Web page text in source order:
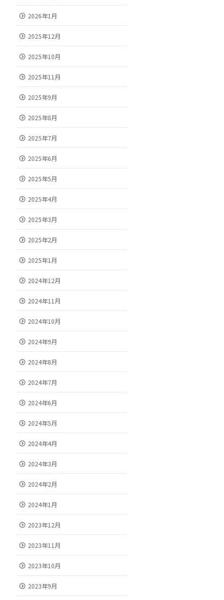
2026年1月
2025年12月
2025年10月
2025年11月
2025年9月
2025年8月
2025年7月
2025年6月
2025年5月
2025年4月
2025年3月
2025年2月
2025年1月
2024年12月
2024年11月
2024年10月
2024年9月
2024年8月
2024年7月
2024年6月
2024年5月
2024年4月
2024年3月
2024年2月
2024年1月
2023年12月
2023年11月
2023年10月
2023年9月